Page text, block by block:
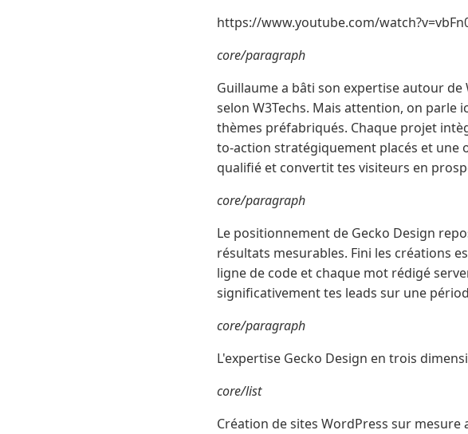
https://www.youtube.com/
core/paragraph
Guillaume a bâti son expertise autour de
selon W3Techs. Mais attention, on
thèmes préfabriqués. Chaque projet
to-action stratégiquement placés et une
qualifié et convertit tes visiteurs en
core/paragraph
Le positionnement de Gecko Design
résultats mesurables. Fini les créations
ligne de code et chaque mot rédigé
significativement tes leads sur une
core/paragraph
L'expertise Gecko Design en trois
core/list
Création de sites WordPress sur